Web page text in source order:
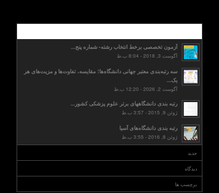
آزمون تخصصی برخط انتخاب رشته- شماره پنج...
آگوست 3, 2018 - 8:04 ب.ظ
سه رتبه‌بندی معتبر جهانی دانشگاه‌ها؛ مقایسه، تفاوت‌ها و مزیت‌های هر
یک...
آگوست 2, 2026 - 12:20 ب.ظ
رتبه بندی دانشگاههای برتر علوم پزشکی کشور...
ژوئن 9, 2015 - 3:57 ب.ظ
رتبه بندی دانشگاه‌های آسیا
ژوئن 8, 2016 - 3:55 ب.ظ
جدید
دیدگاه
برچسب ها